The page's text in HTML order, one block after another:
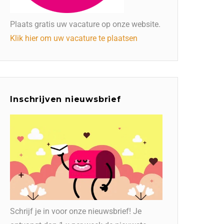
Plaats gratis uw vacature op onze website.
Klik hier om uw vacature te plaatsen
Inschrijven nieuwsbrief
Schrijf je in voor onze nieuwsbrief! Je